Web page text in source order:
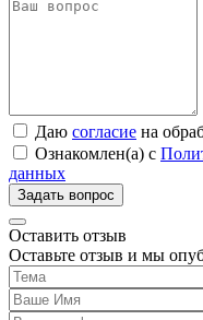
Даю согласие на
Ознакомлен(а) с
данных
Оставить отзыв
Оставьте отзыв и мы